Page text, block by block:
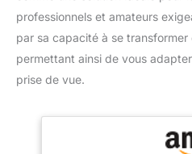
professionnels et amateurs
par sa capacité à se
permettant ainsi de vous
prise de vue.